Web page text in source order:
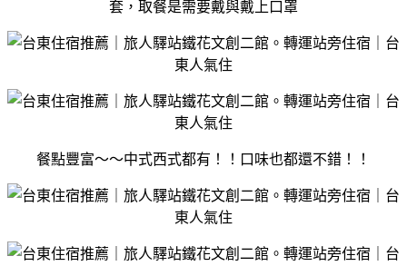
套，取餐是需要戴與戴上口罩
餐點豐富～～中式西式都有！！口味也都還不錯！！